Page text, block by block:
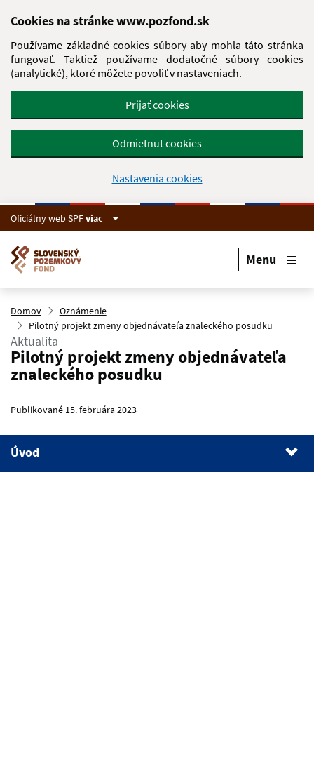
Preskočiť na hlavný obsah
Cookies na stránke www.pozfond.sk
Používame základné cookies súbory aby mohla táto stránka
fungovať. Taktiež používame dodatočné súbory cookies
(analytické), ktoré môžete povoliť v nastaveniach.
Prijať cookies
Odmietnuť cookies
Nastavenia cookies
Oficiálny web SPFviac
Menu
Domov
Oznámenie
Pilotný projekt zmeny objednávateľa znaleckého posudku
Aktualita
Pilotný projekt zmeny objednávateľa
znaleckého posudku
Publikované 15. februára 2023
Úvod
1.Úvod